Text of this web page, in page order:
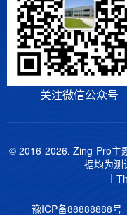
关注微信公众号
© 2016-2026. Zing-Pro主
据均为测
豫ICP备88888888号